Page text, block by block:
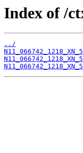
Index of /
../